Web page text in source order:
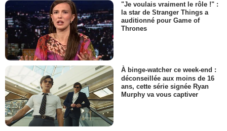
"Je voulais vraiment le rôle !" :
la star de Stranger Things a
auditionné pour Game of
Thrones
À binge-watcher ce week-end :
déconseillée aux moins de 16
ans, cette série signée Ryan
Murphy va vous captiver